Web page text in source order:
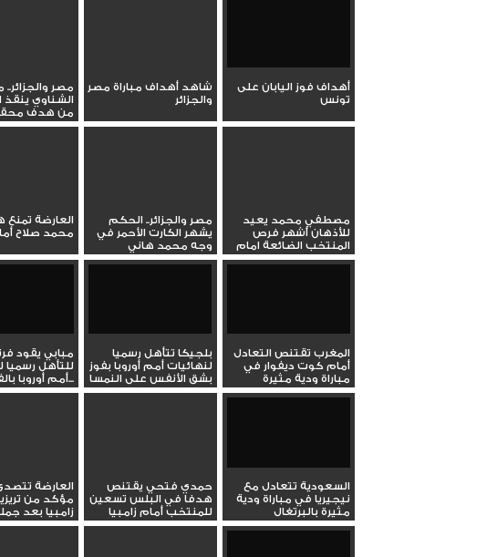
أهداف فوز اليابان على
تونس
شاهد أهداف مباراة مصر
والجزائر
مصر
الشناوي
من هدف
مصطفي محمد يعيد
للأذهان أشهر فرص
المنتخب الضائعة امام
المغرب في...
مصر والجزائر.. الحكم
يشهر الكارت الأحمر في
وجه محمد هاني
العارضة
محمد صلاح
المغرب تقتنص التعادل
أمام كوت ديفوار في
مباراة ودية مثيرة
بلجيكا تتأهل رسميا
لنهائيات أمم أوروبا بفوز
بشق الأنفس على النمسا
مبابي يقود
للتأهل رسميا
أمم أوروبا بالفوز على...
السعودية تتعادل مع
نيجيريا في مباراة ودية
مثيرة بالبرتغال
حمدي فتحي يقتنص
هدفا في البلس تسعين
للمنتخب أمام زامبيا
العارضة
مؤكد من
زامبيا بعد